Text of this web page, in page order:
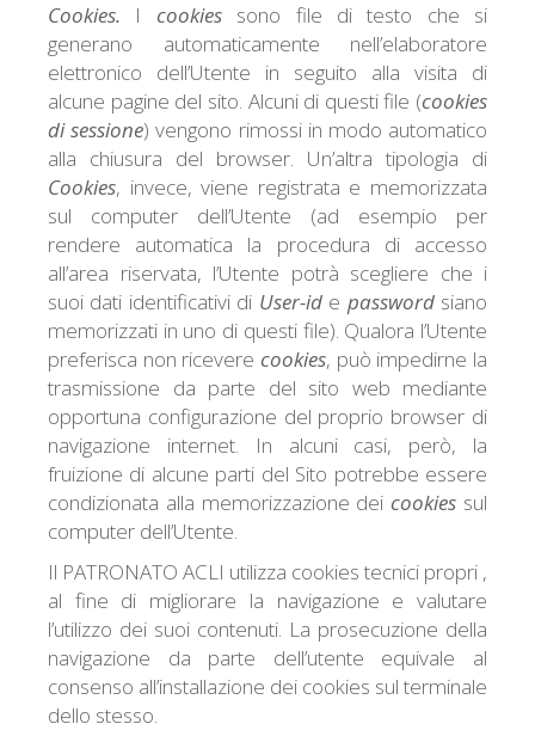
Cookies. I cookiessono file di testo che si
generano automaticamente nell’elaboratore
elettronico dell’Utente in seguito alla visita di
alcune pagine del sito. Alcuni di questi file (cookies
di sessione) vengono rimossi in modo automatico
alla chiusura del browser. Un’altra tipologia di
Cookies, invece, viene registrata e memorizzata
sul computer dell’Utente (ad esempio per
rendere automatica la procedura di accesso
all’area riservata, l’Utente potrà scegliere che i
suoi dati identificativi di User-ide passwordsiano
memorizzati in uno di questi file). Qualora l’Utente
preferisca non ricevere cookies, può impedirne la
trasmissione da parte del sito web mediante
opportuna configurazione del proprio browser di
navigazione internet. In alcuni casi, però, la
fruizione di alcune parti del Sito potrebbe essere
condizionata alla memorizzazione dei cookies sul
computer dell’Utente.
Il PATRONATO ACLI utilizza cookies tecnici propri ,
al fine di migliorare la navigazione e valutare
l’utilizzo dei suoi contenuti. La prosecuzione della
navigazione da parte dell’utente equivale al
consenso all’installazione dei cookies sul terminale
dello stesso.